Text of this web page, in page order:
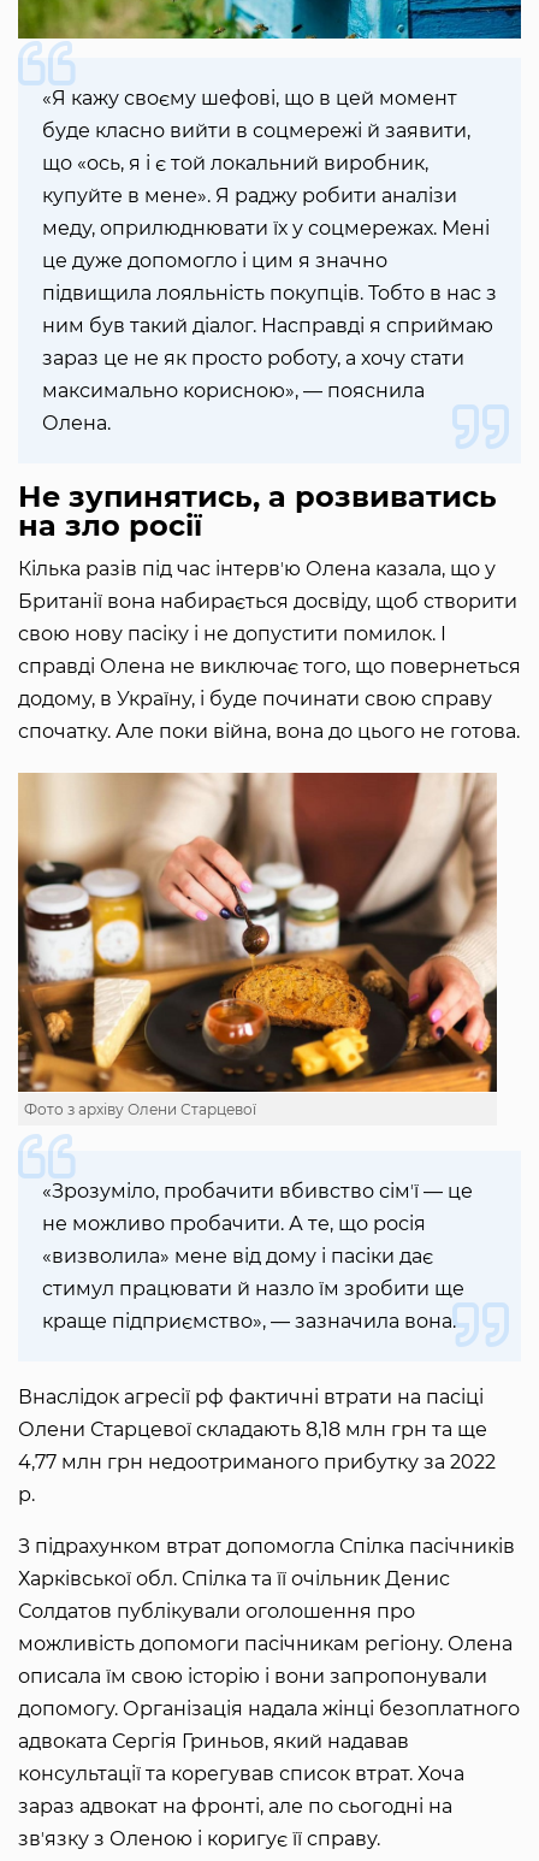
«Я кажу своєму шефові, що в цей момент
буде класно вийти в соцмережі й заявити,
що «ось, я і є той локальний виробник,
купуйте в мене». Я раджу робити аналізи
меду, оприлюднювати їх у соцмережах. Мені
це дуже допомогло і цим я значно
підвищила лояльність покупців. Тобто в нас з
ним був такий діалог. Насправді я сприймаю
зараз це не як просто роботу, а хочу стати
максимально корисною», — пояснила
Олена.
Не зупинятись, а розвиватись
на зло росії
Кілька разів під час інтервʼю Олена казала, що у
Британії вона набирається досвіду, щоб створити
свою нову пасіку і не допустити помилок. І
справді Олена не виключає того, що повернеться
додому, в Україну, і буде починати свою справу
спочатку. Але поки війна, вона до цього не готова.
Фото з архіву Олени Старцевої
«Зрозуміло, пробачити вбивство сімʼї — це
не можливо пробачити. А те, що росія
«визволила» мене від дому і пасіки дає
стимул працювати й назло їм зробити ще
краще підприємство», — зазначила вона.
Внаслідок агресії рф фактичні втрати на пасіці
Олени Старцевої складають 8,18 млн грн та ще
4,77 млн грн недоотриманого прибутку за 2022
р.
З підрахунком втрат допомогла Спілка пасічників
Харківської обл. Спілка та її очільник Денис
Солдатов публікували оголошення про
можливість допомоги пасічникам регіону. Олена
описала їм свою історію і вони запропонували
допомогу. Організація надала жінці безоплатного
адвоката Сергія Гриньов, який надавав
консультації та корегував список втрат. Хоча
зараз адвокат на фронті, але по сьогодні на
звʼязку з Оленою і коригує її справу.